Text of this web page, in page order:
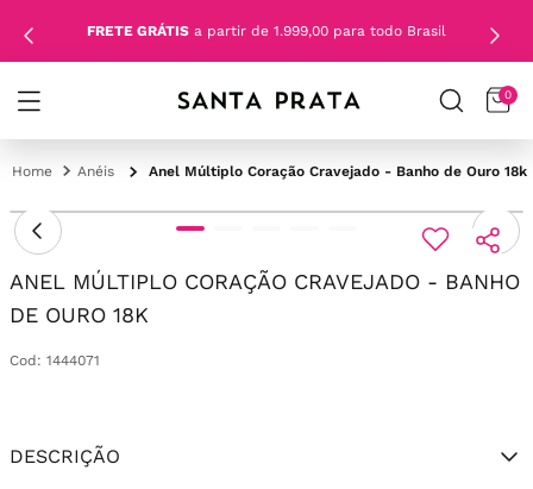
FRETE GRÁTIS a partir de 1.999,00 para todo Brasil
0
Anéis Anel Múltiplo Coração Cravejado - Banho de Ouro 18k
ANEL MÚLTIPLO CORAÇÃO CRAVEJADO - BANHO
DE OURO 18K
Cod : 1444071
DESCRIÇÃO